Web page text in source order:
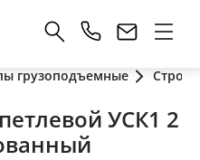
грузоподъемные
УСК1 2